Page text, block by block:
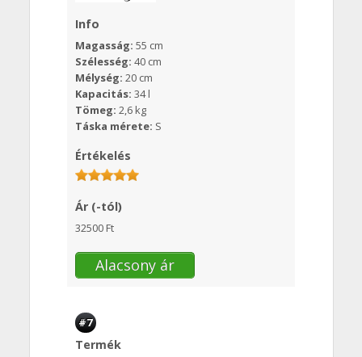
Info
Magasság: 55 cm
Szélesség: 40 cm
Mélység: 20 cm
Kapacitás: 34 l
Tömeg: 2,6 kg
Táska mérete: S
Értékelés
Ár (-tól)
32500 Ft
Alacsony ár
#7
Termék